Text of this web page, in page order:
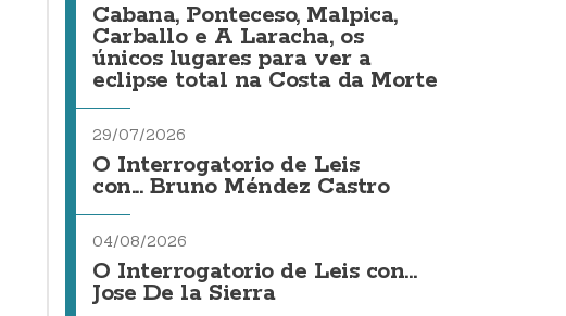
Cabana, Ponteceso, Malpica,
Carballo e A Laracha, os
únicos lugares para ver a
eclipse total na Costa da Morte
29/07/2026
O Interrogatorio de Leis
con... Bruno Méndez Castro
04/08/2026
O Interrogatorio de Leis con...
Jose De la Sierra